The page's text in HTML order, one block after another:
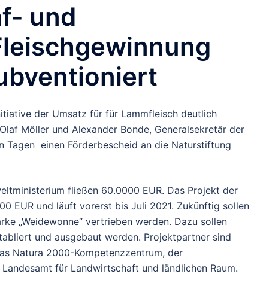
und
der Umsatz für für Lammfleisch deutlich
Möller und Alexander Bonde, Generalsekretär der
Tagen einen Förderbescheid an die Naturstiftung
fließen 60.0000 EUR. Das Projekt der
EUR und läuft vorerst bis Juli 2021. Zukünftig sollen
„Weidewonne“ vertrieben werden. Dazu sollen
und ausgebaut werden. Projektpartner sind
Natura 2000-Kompetenzzentrum, der
für Landwirtschaft und ländlichen Raum.